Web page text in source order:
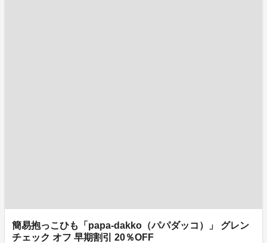
簡易抱っこひも「papa-dakko（パパダッコ）」 グレン
チェック オフ 早期割引 20％OFF